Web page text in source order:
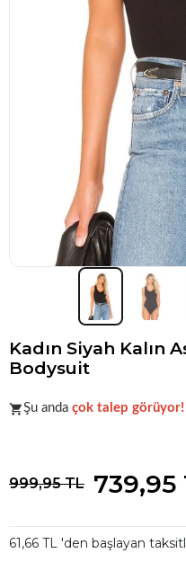
Kadın Siyah Kalın
Bodysuit
Popüler seçim!
Şu anda çok talep görüyor!
999,95 TL 739,95
61,66 TL 'den başlayan